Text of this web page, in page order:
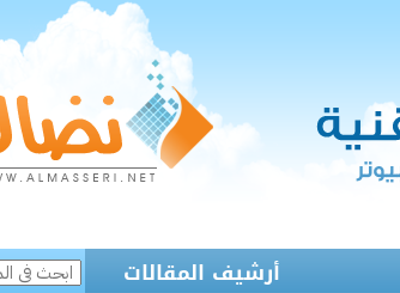
أرشيف المقالات